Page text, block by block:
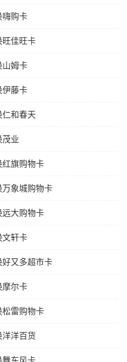
嗨购卡
旺佳旺卡
山姆卡
伊藤卡
仁和春天
茂业
红旗购物卡
象城购物卡
远大购物卡
文轩卡
又多超市卡
摩尔卡
松雷购物卡
洋洋百货